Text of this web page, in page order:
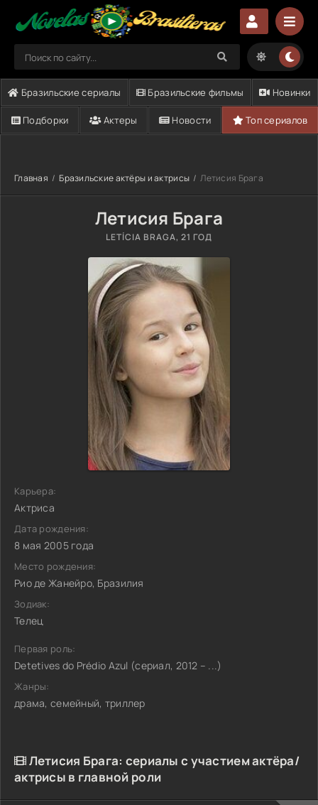
Бразильские сериалы Бразильские фильмы Новинки
Подборки Актеры Новости Топ сериалов
Главная Бразильские актёры и актрисы Летисия Брага
Летисия Брага
LETÍCIA BRAGA, 21 ГОД
Карьера:
Актриса
Дата рождения:
8 мая 2005 года
Место рождения:
Рио де Жанейро, Бразилия
Зодиак:
Телец
Первая роль:
Detetives do Prédio Azul (сериал, 2012 – ...)
Жанры:
драма, семейный, триллер
Летисия Брага: сериалы с участием актёра/
актрисы в главной роли